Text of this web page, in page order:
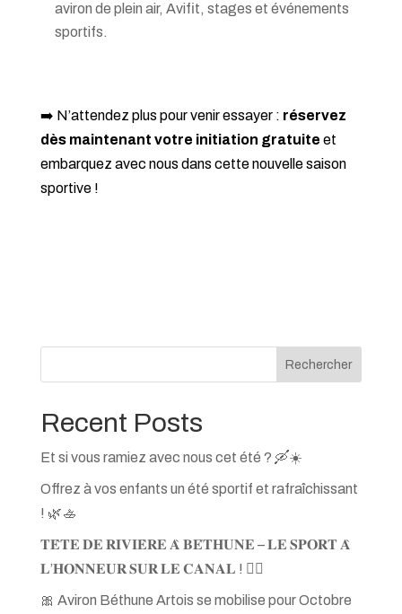
aviron de plein air, Avifit, stages et événements
sportifs.
➡️ N’attendez plus pour venir essayer : réservez
dès maintenant votre initiation gratuite et
embarquez avec nous dans cette nouvelle saison
sportive !
Rechercher
Recent Posts
Et si vous ramiez avec nous cet été ? 🛶☀️
Offrez à vos enfants un été sportif et rafraîchissant
! 🌿🚣
𝐓𝐄̂𝐓𝐄 𝐃𝐄 𝐑𝐈𝐕𝐈𝐄̀𝐑𝐄 𝐀̀ 𝐁𝐄́𝐓𝐇𝐔𝐍𝐄 – 𝐋𝐄 𝐒𝐏𝐎𝐑𝐓 𝐀̀
𝐋’𝐇𝐎𝐍𝐍𝐄𝐔𝐑 𝐒𝐔𝐑 𝐋𝐄 𝐂𝐀𝐍𝐀𝐋 ! 🚣‍♀
🎀 Aviron Béthune Artois se mobilise pour Octobre